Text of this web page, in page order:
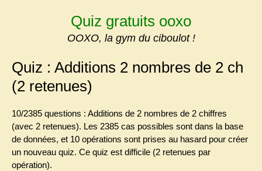
Quiz gratuits ooxo
OOXO, la gym du ciboulot !
Quiz : Additions 2 nombres de 2 ch
(2 retenues)
10/2385 questions : Additions de 2 nombres de 2 chiffres
(avec 2 retenues). Les 2385 cas possibles sont dans la base
de données, et 10 opérations sont prises au hasard pour créer
un nouveau quiz. Ce quiz est difficile (2 retenues par
opération).